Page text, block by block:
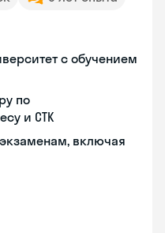
с обучением
по
и СТК
включая